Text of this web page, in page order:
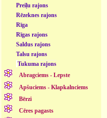
Preiļu rajons
Rēzeknes rajons
Rīga
Rīgas rajons
Saldus rajons
Talsu rajons
Tukuma rajons
Abragciems - Lepste
Apšuciems - Klapkalnciems
Bērzi
Cēres pagasts